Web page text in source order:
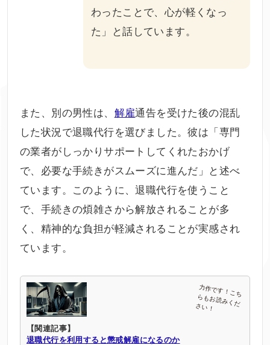
わったことで、心が軽くなっ
た」と話しています。
また、別の男性は、 解雇通告を受けた後の混乱
した状況で退職代行を選びました。彼は「専門
の業者がしっかりサポートしてくれたおかげ
で、必要な手続きがスムーズに進んだ」と述べ
ています。このように、退職代行を使うこと
で、手続きの煩雑さから解放されることが多
く、精神的な負担が軽減されることが実感され
ています。
【関連記事】
退職代行を利用すると懲戒解雇になるのか